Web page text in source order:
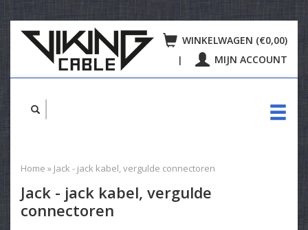
WINKELWAGEN (€0,00)
| MIJN ACCOUNT
Home » Jack - jack kabel, vergulde connectoren
Jack - jack kabel, vergulde
connectoren